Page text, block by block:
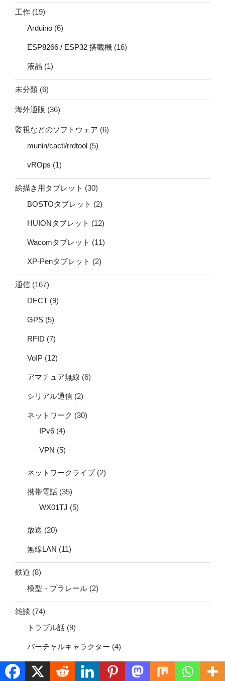
工作 (19)
Arduino (6)
ESP8266 / ESP32 搭載機 (16)
液晶 (1)
未分類 (6)
海外通販 (36)
監視などのソフトウェア (6)
munin/cacti/rrdtool (5)
vROps (1)
絵描き用タブレット (30)
BOSTOタブレット (2)
HUIONタブレット (12)
Wacomタブレット (11)
XP-Penタブレット (2)
通信 (167)
DECT (9)
GPS (5)
RFID (7)
VoIP (12)
アマチュア無線 (6)
シリアル通信 (2)
ネットワーク (30)
IPv6 (4)
VPN (5)
ネットワークライブ (2)
携帯電話 (35)
WX01TJ (5)
放送 (20)
無線LAN (11)
鉄道 (8)
模型・プラレール (2)
雑談 (74)
トラブル話 (9)
バーチャルキャラクター (4)
旅行(7)